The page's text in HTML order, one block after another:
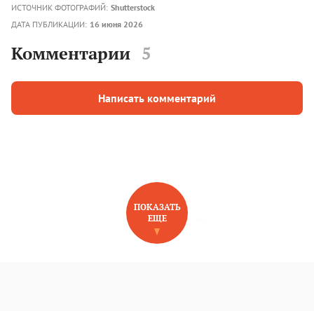
ИСТОЧНИК ФОТОГРАФИЙ: Shutterstock
ДАТА ПУБЛИКАЦИИ: 16 июня 2026
Комментарии 5
Написать комментарий
НОВОЕ НА САЙТЕ
ПОКАЗАТЬ
ЕЩЕ